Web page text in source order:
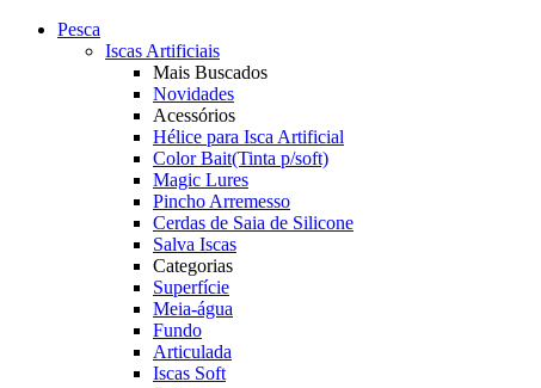
Pesca
Iscas Artificiais
Mais Buscados
Novidades
Acessórios
Hélice para Isca Artificial
Color Bait(Tinta p/soft)
Magic Lures
Pincho Arremesso
Cerdas de Saia de Silicone
Salva Iscas
Categorias
Superfície
Meia-água
Fundo
Articulada
Iscas Soft